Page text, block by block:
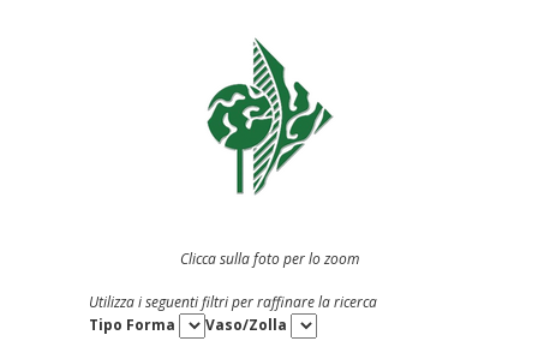
Clicca sulla foto per lo zoom
Utilizza i seguenti filtri per raffinare la ricerca
Tipo Forma
Vaso/Zolla